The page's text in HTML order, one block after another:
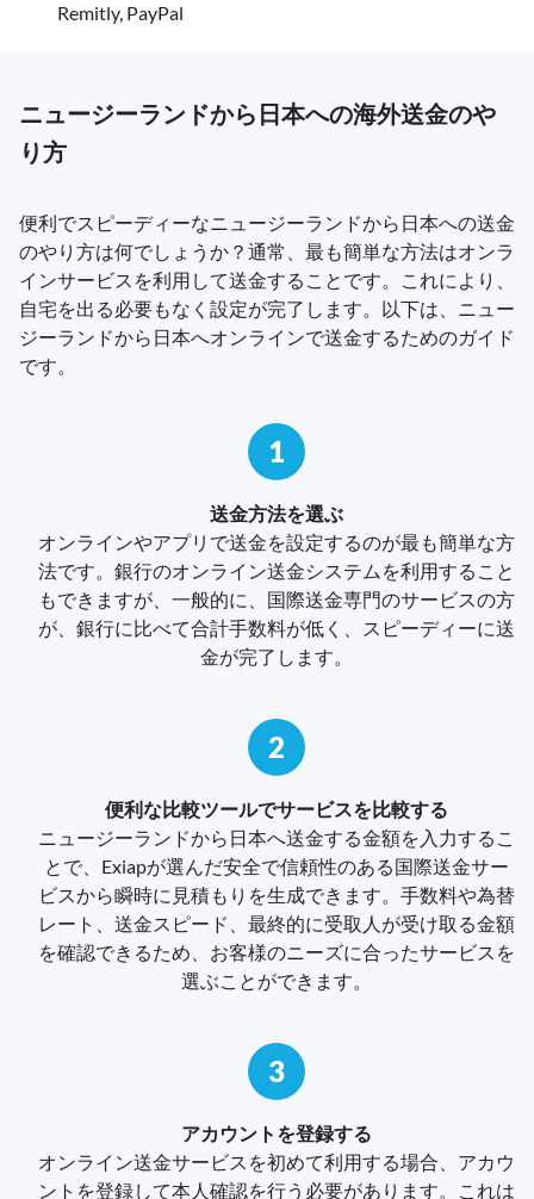
Remitly, PayPal
ニュージーランドから日本への海外送金のや
り方
便利でスピーディーなニュージーランドから日本への送金
のやり方は何でしょうか？通常、最も簡単な方法はオンラ
インサービスを利用して送金することです。これにより、
自宅を出る必要もなく設定が完了します。以下は、ニュー
ジーランドから日本へオンラインで送金するためのガイド
です。
1
送金方法を選ぶ
オンラインやアプリで送金を設定するのが最も簡単な方
法です。銀行のオンライン送金システムを利用すること
もできますが、一般的に、国際送金専門のサービスの方
が、銀行に比べて合計手数料が低く、スピーディーに送
金が完了します。
2
便利な比較ツールでサービスを比較する
ニュージーランドから日本へ送金する金額を入力するこ
とで、Exiapが選んだ安全で信頼性のある国際送金サー
ビスから瞬時に見積もりを生成できます。手数料や為替
レート、送金スピード、最終的に受取人が受け取る金額
を確認できるため、お客様のニーズに合ったサービスを
選ぶことができます。
3
アカウントを登録する
オンライン送金サービスを初めて利用する場合、アカウ
ントを登録して本人確認を行う必要があります。これは